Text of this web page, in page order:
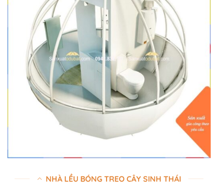
NHÀ LỀU BÓNG TREO CÂY SINH THÁI